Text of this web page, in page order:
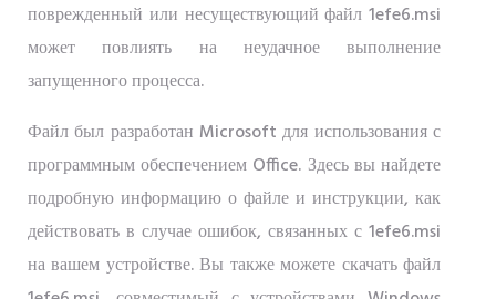
поврежденный или несуществующий файл 1efe6.msi
может повлиять на неудачное выполнение
запущенного процесса.
Файл был разработан Microsoft для использования с
программным обеспечением Office. Здесь вы найдете
подробную информацию о файле и инструкции, как
действовать в случае ошибок, связанных с 1efe6.msi
на вашем устройстве. Вы также можете скачать файл